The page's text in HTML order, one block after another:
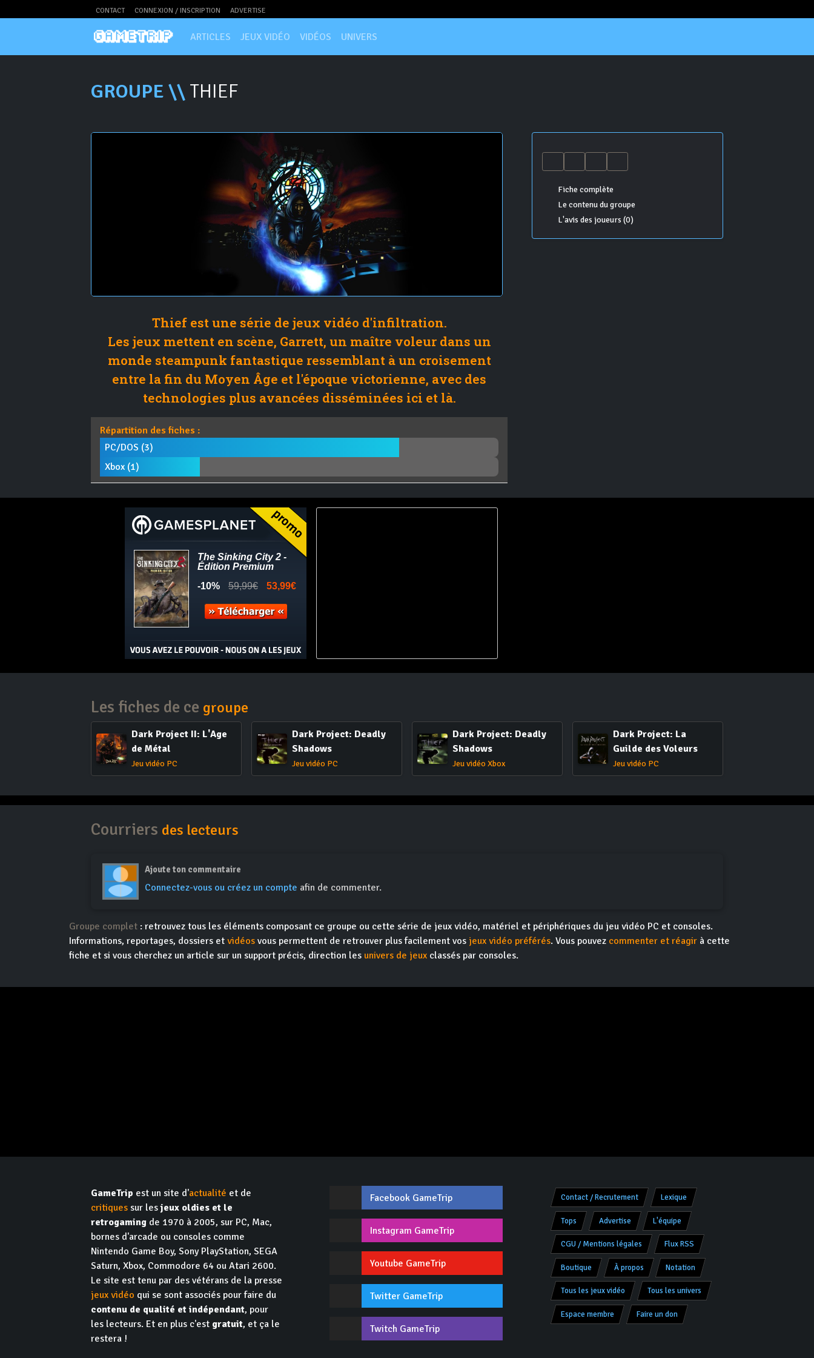
CONTACT CONNEXION / INSCRIPTION ADVERTISE
ARTICLES JEUX VIDÉO VIDÉOS UNIVERS
GROUPE \\ THIEF
Fiche complète
Le contenu du groupe
L'avis des joueurs (0)
Thief est une série de jeux vidéo d'infiltration.
Les jeux mettent en scène, Garrett, un maître voleur dans un
monde steampunk fantastique ressemblant à un croisement
entre la fin du Moyen Âge et l'époque victorienne, avec des
technologies plus avancées disséminées ici et là.
Répartition des fiches :
PC/DOS (3)
Xbox (1)
Les fiches de ce groupe
Dark Project II: L'Age
de Métal
Jeu vidéo PC
Dark Project: Deadly
Shadows
Jeu vidéo PC
Dark Project: Deadly
Shadows
Jeu vidéo Xbox
Dark Project: La
Guilde des Voleurs
Jeu vidéo PC
Courriers des lecteurs
Ajoute ton commentaire
Connectez-vous ou créez un compte afin de commenter.
Groupe complet : retrouvez tous les éléments composant ce groupe ou cette série de jeux vidéo, matériel et périphériques du jeu vidéo PC et consoles.
Informations, reportages, dossiers et vidéos vous permettent de retrouver plus facilement vos jeux vidéo préférés. Vous pouvez commenter et réagir à cette
fiche et si vous cherchez un article sur un support précis, direction les univers de jeux classés par consoles.
GameTrip est un site d'actualité et de
critiques sur lesjeux oldies et le
retrogaming de 1970 à 2005, sur PC, Mac,
bornes d'arcade ou consoles comme
Nintendo Game Boy, Sony PlayStation, SEGA
Saturn, Xbox, Commodore 64 ou Atari 2600.
Le site est tenu par des vétérans de la presse
jeux vidéo qui se sont associés pour faire du
contenu de qualité et indépendant, pour
les lecteurs. Et en plus c'est gratuit, et ça le
restera !
Facebook GameTrip
Instagram GameTrip
Youtube GameTrip
Twitter GameTrip
Twitch GameTrip
Contact / Recrutement Lexique
Tops Advertise L'équipe
CGU / Mentions légales Flux RSS
Boutique À propos Notation
Tous les jeux vidéo Tous les univers
Espace membre Faire un don